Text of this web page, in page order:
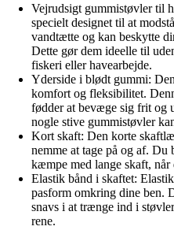
Vejrudsigt gummistøvler til
specielt designet til at
vandtætte og kan beskytte
Dette gør dem ideelle til
fiskeri eller havearbejde.
Yderside i blødt gummi:
komfort og fleksibilitet.
fødder at bevæge sig frit og
nogle stive gummistøvler
Kort skaft: Den korte
nemme at tage på og af.
kæmpe med lange skaft, når
Elastik bånd i skaftet:
pasform omkring dine ben.
snavs i at trænge ind i
rene.